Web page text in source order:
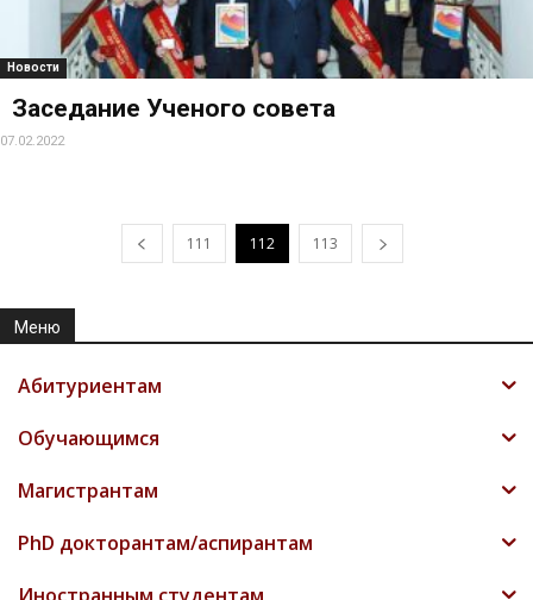
Новости
Заседание Ученого совета
07.02.2022
111 112 113
Меню
Абитуриентам
Обучающимся
Магистрантам
PhD докторантам/аспирантам